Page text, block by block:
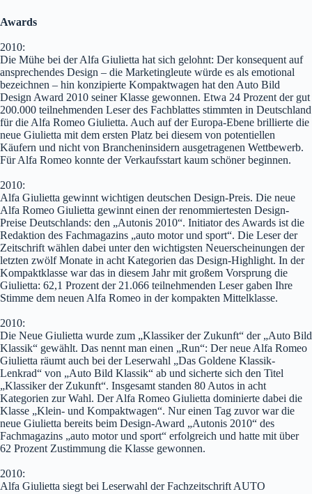
Awards
2010:
Die Mühe bei der Alfa Giulietta hat sich gelohnt: Der konsequent auf
ansprechendes Design – die Marketingleute würde es als emotional
bezeichnen – hin konzipierte Kompaktwagen hat den Auto Bild
Design Award 2010 seiner Klasse gewonnen. Etwa 24 Prozent der gut
200.000 teilnehmenden Leser des Fachblattes stimmten in Deutschland
für die Alfa Romeo Giulietta. Auch auf der Europa-Ebene brillierte die
neue Giulietta mit dem ersten Platz bei diesem von potentiellen
Käufern und nicht von Brancheninsidern ausgetragenen Wettbewerb.
Für Alfa Romeo konnte der Verkaufsstart kaum schöner beginnen.
2010:
Alfa Giulietta gewinnt wichtigen deutschen Design-Preis. Die neue
Alfa Romeo Giulietta gewinnt einen der renommiertesten Design-
Preise Deutschlands: den „Autonis 2010“. Initiator des Awards ist die
Redaktion des Fachmagazins „auto motor und sport“. Die Leser der
Zeitschrift wählen dabei unter den wichtigsten Neuerscheinungen der
letzten zwölf Monate in acht Kategorien das Design-Highlight. In der
Kompaktklasse war das in diesem Jahr mit großem Vorsprung die
Giulietta: 62,1 Prozent der 21.066 teilnehmenden Leser gaben Ihre
Stimme dem neuen Alfa Romeo in der kompakten Mittelklasse.
2010:
Die Neue Giulietta wurde zum „Klassiker der Zukunft“ der „Auto Bild
Klassik“ gewählt. Das nennt man einen „Run“: Der neue Alfa Romeo
Giulietta räumt auch bei der Leserwahl „Das Goldene Klassik-
Lenkrad“ von „Auto Bild Klassik“ ab und sicherte sich den Titel
„Klassiker der Zukunft“. Insgesamt standen 80 Autos in acht
Kategorien zur Wahl. Der Alfa Romeo Giulietta dominierte dabei die
Klasse „Klein- und Kompaktwagen“. Nur einen Tag zuvor war die
neue Giulietta bereits beim Design-Award „Autonis 2010“ des
Fachmagazins „auto motor und sport“ erfolgreich und hatte mit über
62 Prozent Zustimmung die Klasse gewonnen.
2010:
Alfa Giulietta siegt bei Leserwahl der Fachzeitschrift AUTO